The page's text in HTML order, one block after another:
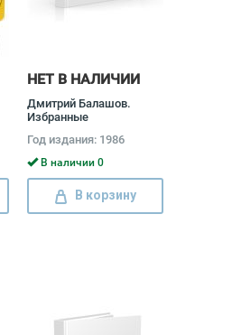
НЕТ В НАЛИЧИИ
Дмитрий Балашов.
Избранные
(комплект) Дмитрий
Балашов
Год издания: 1986
В наличии 0
В корзину